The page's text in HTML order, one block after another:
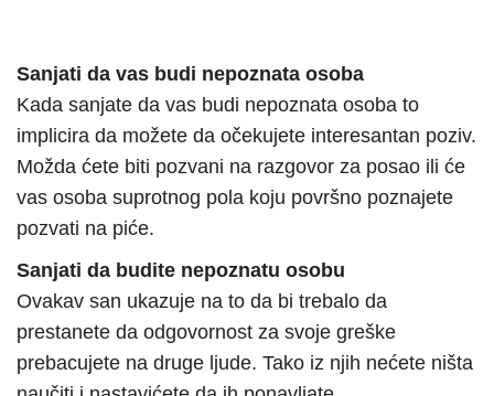
Sanjati da vas budi nepoznata osoba
Kada sanjate da vas budi nepoznata osoba to
implicira da možete da očekujete interesantan poziv.
Možda ćete biti pozvani na razgovor za posao ili će
vas osoba suprotnog pola koju površno poznajete
pozvati na piće.
Sanjati da budite nepoznatu osobu
Ovakav san ukazuje na to da bi trebalo da
prestanete da odgovornost za svoje greške
prebacujete na druge ljude. Tako iz njih nećete ništa